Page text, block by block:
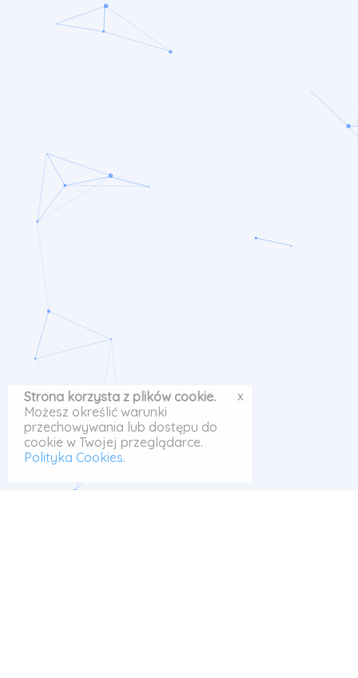
Strona korzysta z plików cookie.
Możesz określić warunki
przechowywania lub dostępu do
cookie w Twojej przeglądarce.
Polityka Cookies.
x